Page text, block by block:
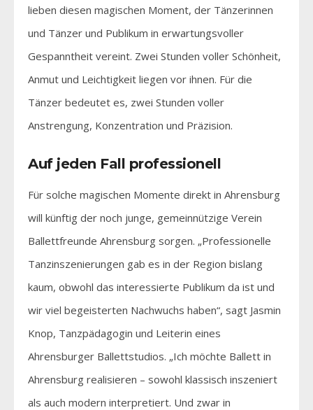
lieben diesen magischen Moment, der Tänzerinnen
und Tänzer und Publikum in erwartungsvoller
Gespanntheit vereint. Zwei Stunden voller Schönheit,
Anmut und Leichtigkeit liegen vor ihnen. Für die
Tänzer bedeutet es, zwei Stunden voller
Anstrengung, Konzentration und Präzision.
Auf jeden Fall professionell
Für solche magischen Momente direkt in Ahrensburg
will künftig der noch junge, gemeinnützige Verein
Ballettfreunde Ahrensburg sorgen. „Professionelle
Tanzinszenierungen gab es in der Region bislang
kaum, obwohl das interessierte Publikum da ist und
wir viel begeisterten Nachwuchs haben“, sagt Jasmin
Knop, Tanzpädagogin und Leiterin eines
Ahrensburger Ballettstudios. „Ich möchte Ballett in
Ahrensburg realisieren – sowohl klassisch inszeniert
als auch modern interpretiert. Und zwar in